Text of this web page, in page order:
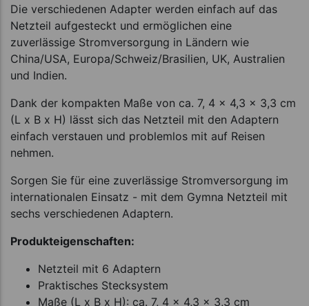
Die verschiedenen Adapter werden einfach auf das
Netzteil aufgesteckt und ermöglichen eine
zuverlässige Stromversorgung in Ländern wie
China/USA, Europa/Schweiz/Brasilien, UK, Australien
und Indien.
Dank der kompakten Maße von ca. 7, 4 x 4,3 x 3,3 cm
(L x B x H) lässt sich das Netzteil mit den Adaptern
einfach verstauen und problemlos mit auf Reisen
nehmen.
Sorgen Sie für eine zuverlässige Stromversorgung im
internationalen Einsatz - mit dem Gymna Netzteil mit
sechs verschiedenen Adaptern.
Produkteigenschaften:
Netzteil mit 6 Adaptern
Praktisches Stecksystem
Maße (L x B x H): ca. 7, 4 x 4,3 x 3,3 cm